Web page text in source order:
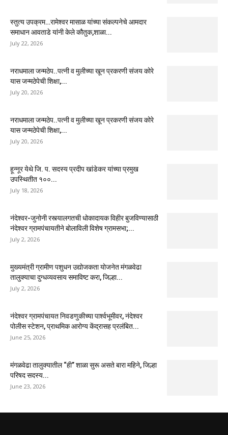
स्तुत्य उपक्रम…रामेश्वर मासाळ यांच्या संकल्पनेचे आमदार
समाधान आवताडे यांनी केले कौतुक,शाळा...
July 22, 2026
नराधमाला जन्मठेप..पत्नी व मुलीच्या खून प्रकरणी संजय कोरे
यास जन्मठेपेची शिक्षा,...
July 20, 2026
नराधमाला जन्मठेप..पत्नी व मुलीच्या खून प्रकरणी संजय कोरे
यास जन्मठेपेची शिक्षा,...
July 20, 2026
हून्नूर येथे जि. प. सदस्य प्रदीप खांडेकर यांच्या प्रमुख
उपस्थितीत १००...
July 18, 2026
नंदेश्वर-जुनोनी रस्त्यालगतची धोकादायक विहीर बुजविण्यासाठी
नंदेश्वर ग्रामपंचायतीने बोलाविली विशेष ग्रामसभा;...
July 2, 2026
मुख्यमंत्री ग्रामीण पशुधन उद्योजकता योजनेत मंगळवेढा
तालुक्याचा दुग्धव्यवसाय समाविष्ट करा, जिल्हा...
July 2, 2026
नंदेश्वर ग्रामपंचायत निवडणुकीच्या पार्श्वभूमीवर, नंदेश्वर
पोलीस स्टेशन, प्राथमिक आरोग्य केंद्रासह प्रलंबित...
June 25, 2026
मंगळवेढा तालुक्यातील “ही” शाळा सुरू असते बारा महिने, जिल्हा
परिषद सदस्य...
June 23, 2026